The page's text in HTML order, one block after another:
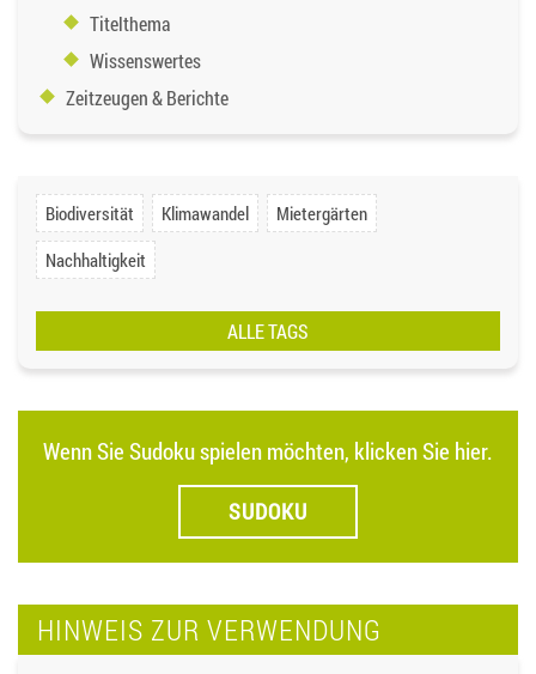
Titelthema
Wissenswertes
Zeitzeugen & Berichte
Biodiversität Klimawandel
Mietergärten
Nachhaltigkeit
ALLE TAGS
Wenn Sie Sudoku spielen möchten, klicken Sie hier.
SUDOKU
HINWEIS ZUR VERWENDUNG